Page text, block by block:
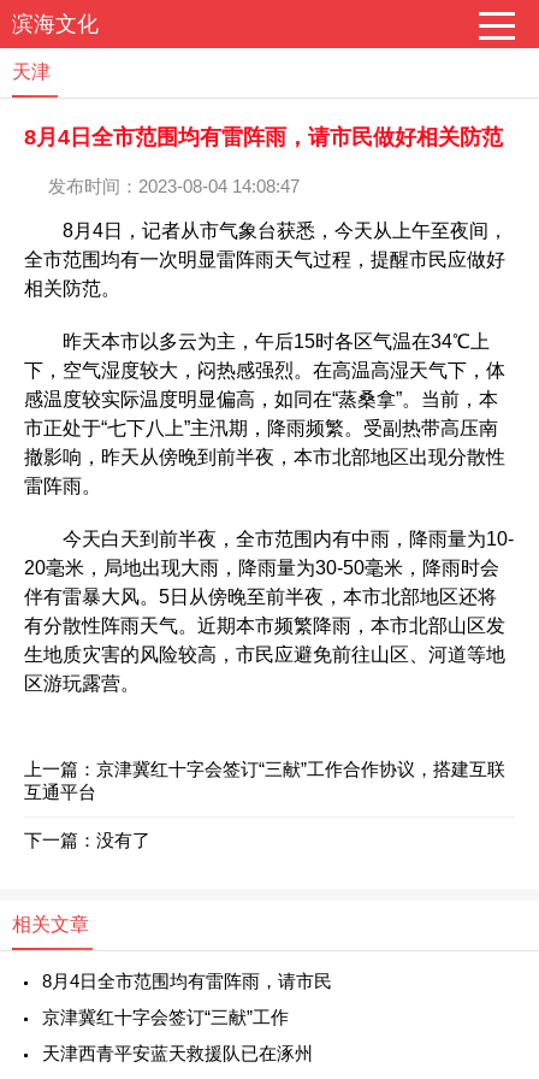
滨海文化
天津
8月4日全市范围均有雷阵雨，请市民做好相关防范
发布时间：2023-08-04 14:08:47
8月4日，记者从市气象台获悉，今天从上午至夜间，
全市范围均有一次明显雷阵雨天气过程，提醒市民应做好
相关防范。
昨天本市以多云为主，午后15时各区气温在34℃上
下，空气湿度较大，闷热感强烈。在高温高湿天气下，体
感温度较实际温度明显偏高，如同在“蒸桑拿”。当前，本
市正处于“七下八上”主汛期，降雨频繁。受副热带高压南
撤影响，昨天从傍晚到前半夜，本市北部地区出现分散性
雷阵雨。
今天白天到前半夜，全市范围内有中雨，降雨量为10-
20毫米，局地出现大雨，降雨量为30-50毫米，降雨时会
伴有雷暴大风。5日从傍晚至前半夜，本市北部地区还将
有分散性阵雨天气。近期本市频繁降雨，本市北部山区发
生地质灾害的风险较高，市民应避免前往山区、河道等地
区游玩露营。
上一篇： 京津冀红十字会签订“三献”工作合作协议，搭建互联
互通平台
下一篇：没有了
相关文章
8月4日全市范围均有雷阵雨，请市民
京津冀红十字会签订“三献”工作
天津西青平安蓝天救援队已在涿州